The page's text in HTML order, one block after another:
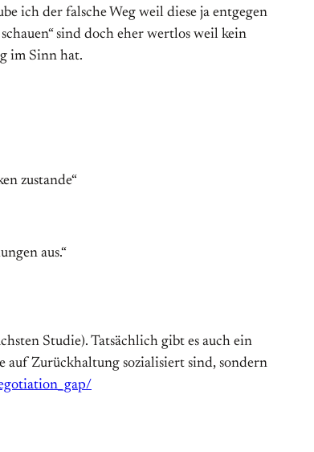
ich der falsche Weg weil diese ja entgegen
sind doch eher wertlos weil kein
im Sinn hat.
zustande“
aus.“
Studie). Tatsächlich gibt es auch ein
auf Zurückhaltung sozialisiert sind, sondern